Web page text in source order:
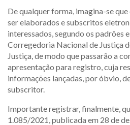
De qualquer forma, imagina-se
ser elaborados e subscritos
interessados, segundo os padrões
Corregedoria Nacional de Justiça
Justiça, de modo que passarão a
apresentação para registro, cuja
informações lançadas, por óbvio,
subscritor.
Importante registrar, finalmente,
1.085/2021, publicada em 28 de